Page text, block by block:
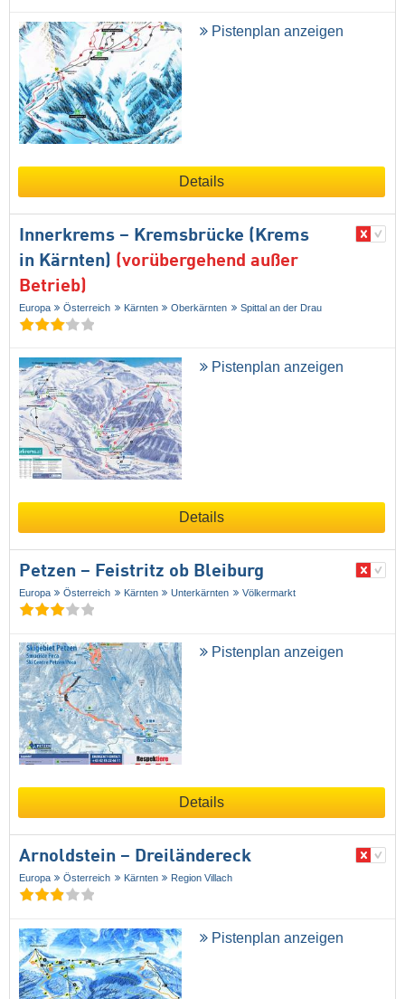
Pistenplan anzeigen
Details
Innerkrems – Kremsbrücke (Krems
in Kärnten) (vorübergehend außer
Betrieb)
Europa Österreich Kärnten Oberkärnten Spittal an der Drau
Pistenplan anzeigen
Details
Petzen – Feistritz ob Bleiburg
Europa Österreich Kärnten Unterkärnten Völkermarkt
Pistenplan anzeigen
Details
Arnoldstein – Dreiländereck
Europa Österreich Kärnten Region Villach
Pistenplan anzeigen